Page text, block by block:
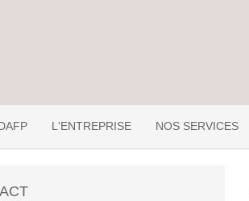
L'ENTREPRISE NOS SERVICES